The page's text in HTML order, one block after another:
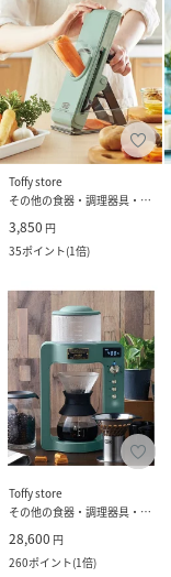
Toffy store
その他の食器・調理器具・キッチン用品
3,850 円
35ポイント(1倍)
Toffy store
その他の食器・調理器具・キッチン用品
28,600 円
260ポイント(1倍)